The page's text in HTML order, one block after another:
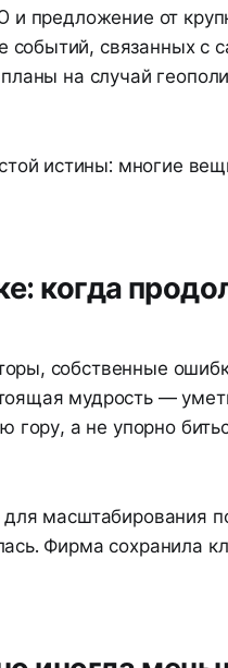
и предложение от
связанных с
на случай
истины: многие
когда
собственные
мудрость —
гору, а не упорно
масштабирования
Фирма сохранила